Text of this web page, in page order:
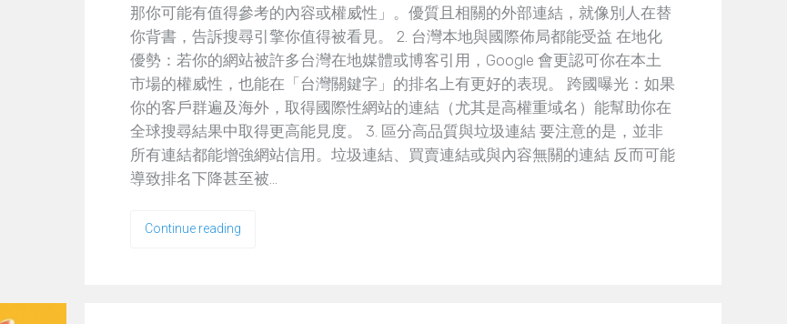
那你可能有值得參考的內容或權威性」。優質且相關的外部連結，就像別人在替
你背書，告訴搜尋引擎你值得被看見。 2. 台灣本地與國際佈局都能受益 在地化
優勢：若你的網站被許多台灣在地媒體或博客引用，Google 會更認可你在本土
市場的權威性，也能在「台灣關鍵字」的排名上有更好的表現。 跨國曝光：如果
你的客戶群遍及海外，取得國際性網站的連結（尤其是高權重域名）能幫助你在
全球搜尋結果中取得更高能見度。 3. 區分高品質與垃圾連結 要注意的是，並非
所有連結都能增強網站信用。垃圾連結、買賣連結或與內容無關的連結 反而可能
導致排名下降甚至被…
Continue reading